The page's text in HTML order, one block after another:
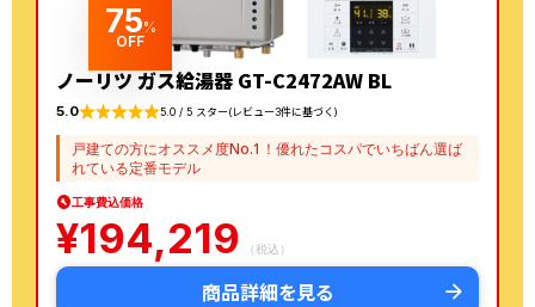
75%
OFF
ノーリツ ガス給湯器 GT-C2472AW BL
5.0 5.0 / 5 スター(レビュー3件に基づく)
戸建ての方にオススメ度No.1！優れたコスパでいちばん選ば
れている定番モデル
工事費込価格
¥194,219 （税込）
商品詳細を見る